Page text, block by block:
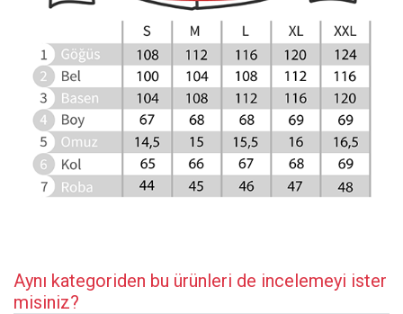
Aynı kategoriden bu ürünleri de incelemeyi ister
misiniz?